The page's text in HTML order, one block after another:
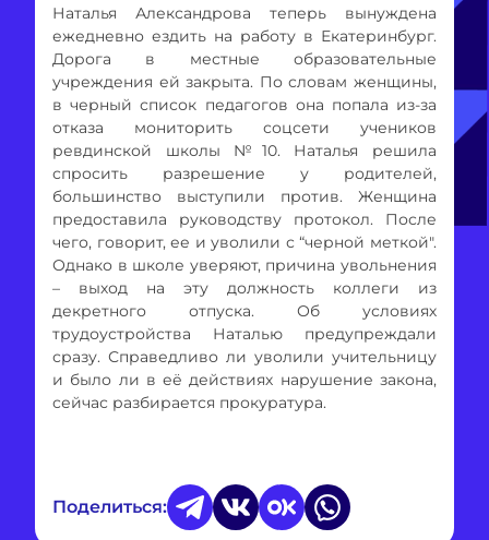
Наталья Александрова теперь вынуждена
ежедневно ездить на работу в Екатеринбург.
Дорога в местные образовательные
учреждения ей закрыта. По словам женщины,
в черный список педагогов она попала из-за
отказа мониторить соцсети учеников
ревдинской школы №10. Наталья решила
спросить разрешение у родителей,
большинство выступили против. Женщина
предоставила руководству протокол. После
чего, говорит, ее и уволили с “черной меткой".
Однако в школе уверяют, причина увольнения
– выход на эту должность коллеги из
декретного отпуска. Об условиях
трудоустройства Наталью предупреждали
сразу. Справедливо ли уволили учительницу
и было ли в её действиях нарушение закона,
сейчас разбирается прокуратура.
Поделиться: